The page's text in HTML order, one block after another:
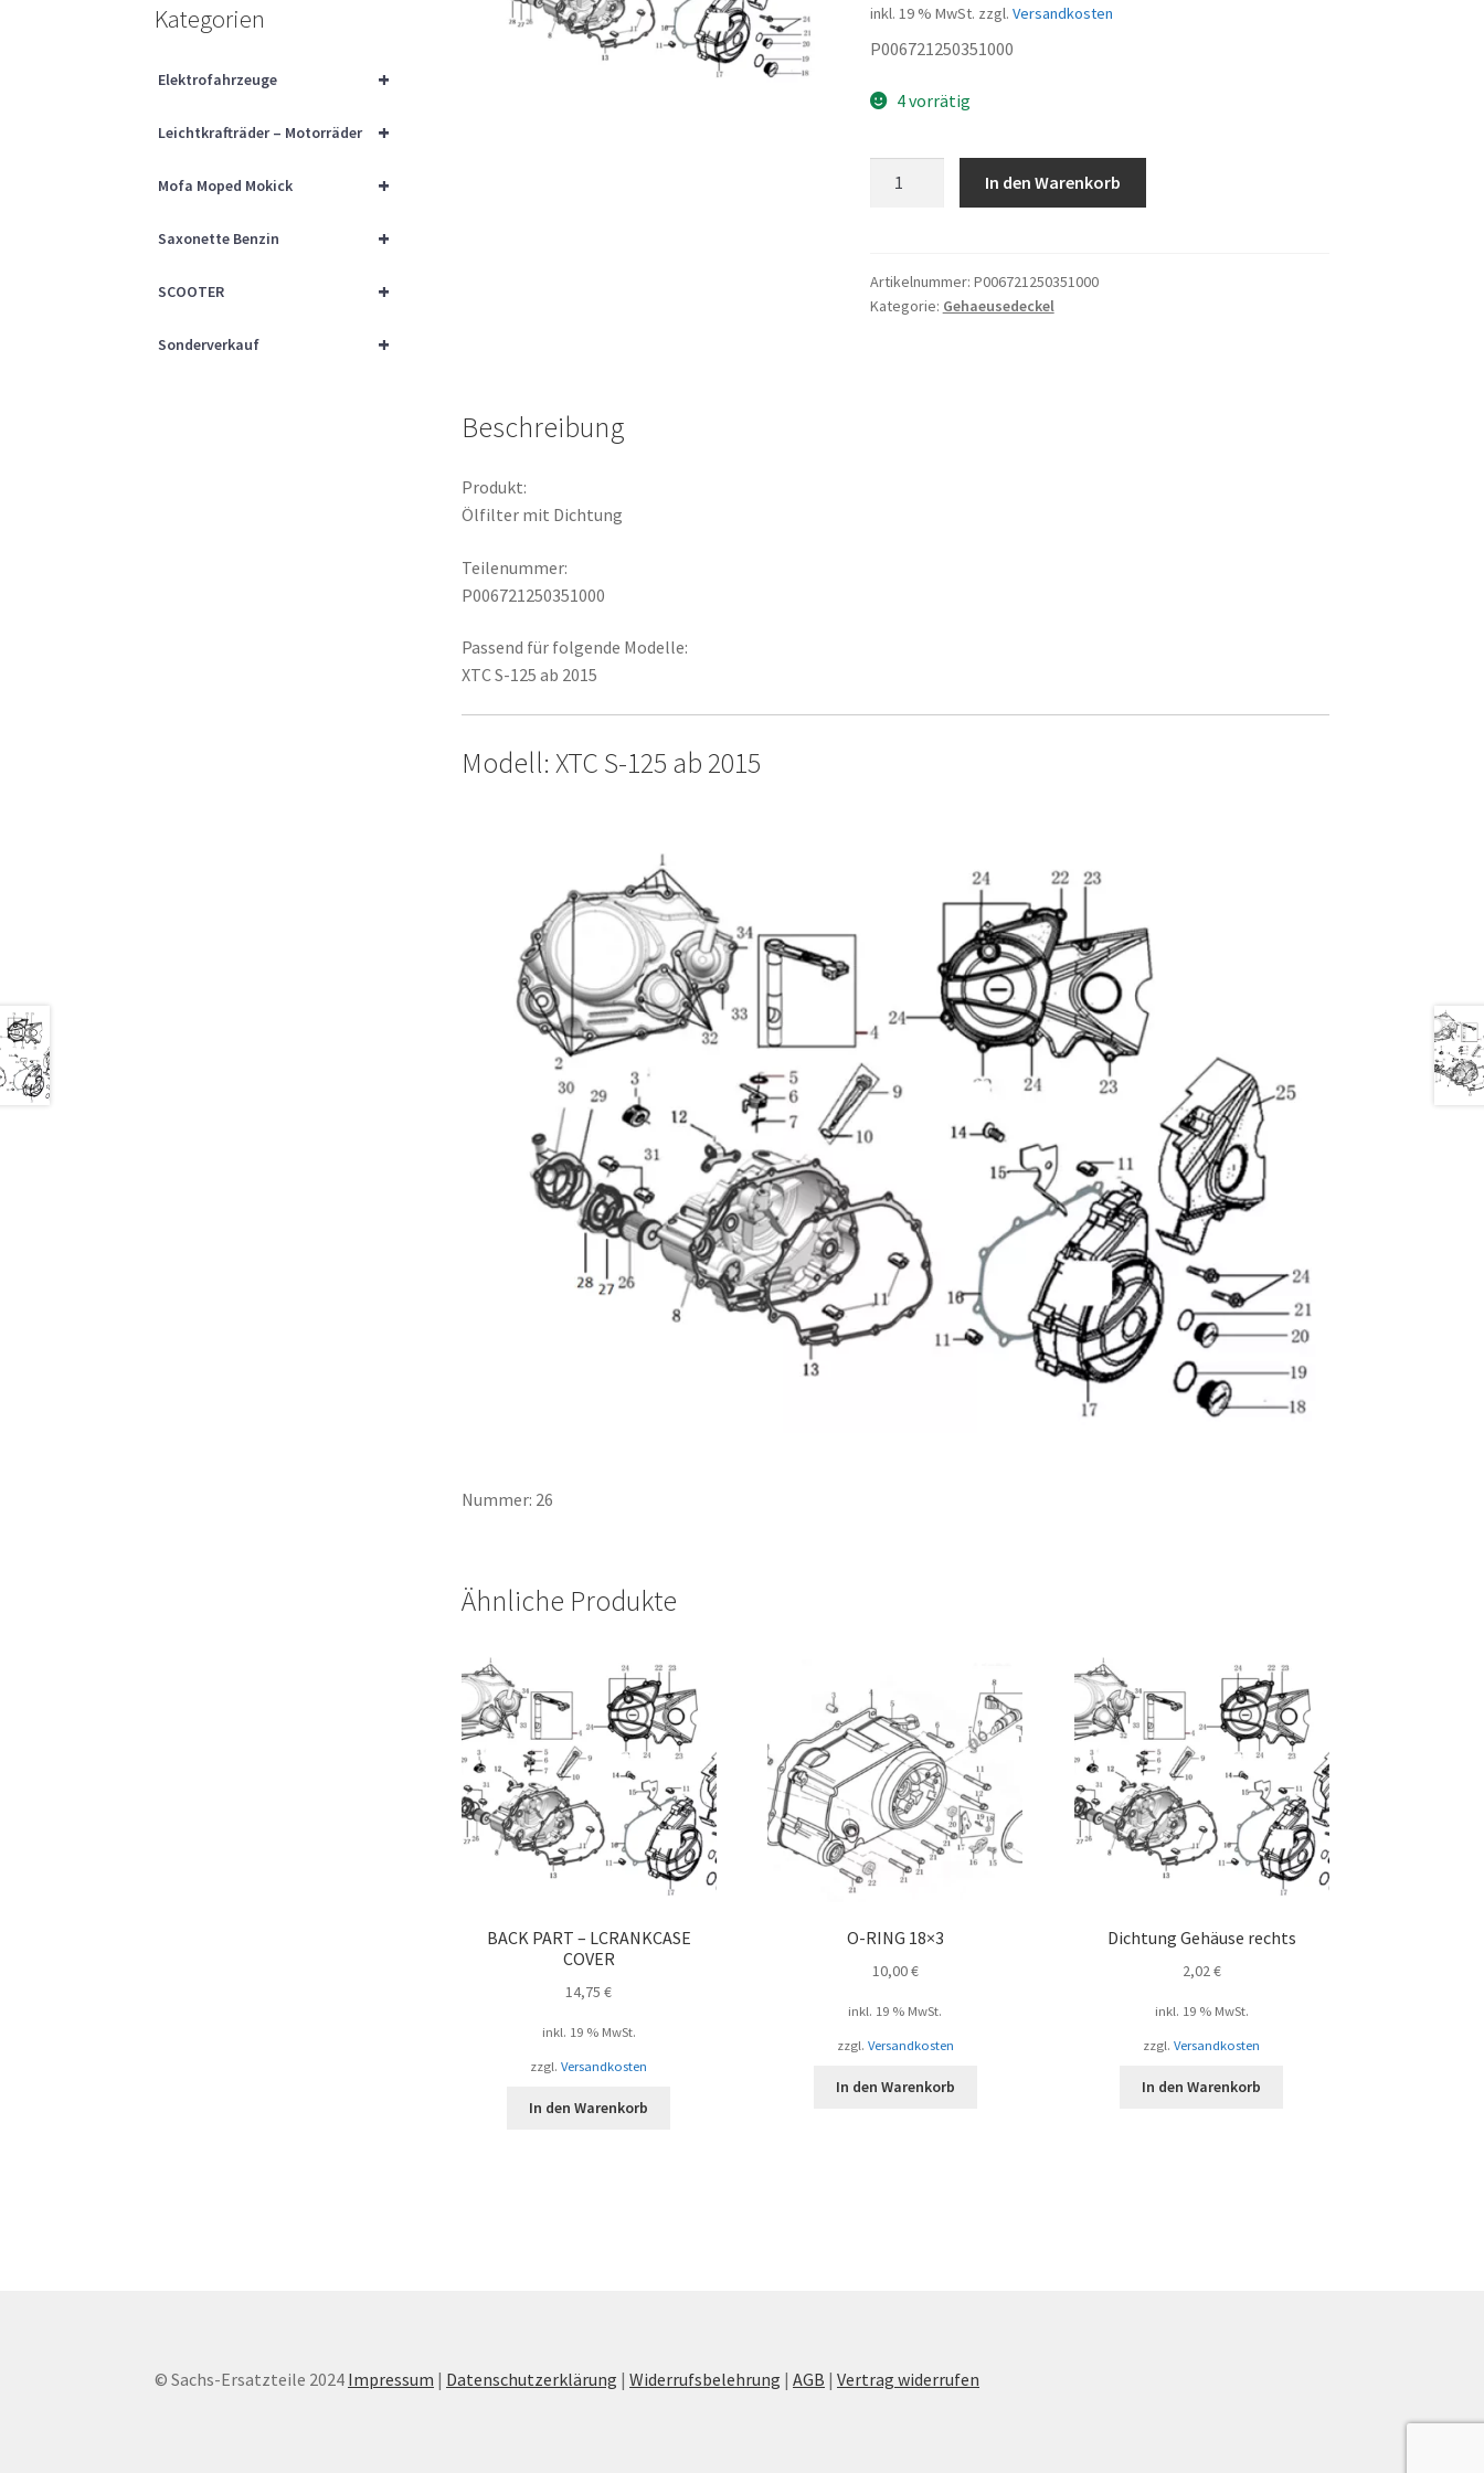
inkl. 19 % MwSt. zzgl. Versandkosten
P006721250351000
4 vorrätig
In den Warenkorb
Artikelnummer: P006721250351000
Kategorie: Gehaeusedeckel
Beschreibung
Produkt:
Ölfilter mit Dichtung
Teilenummer:
P006721250351000
Passend für folgende Modelle:
XTC S-125 ab 2015
Modell: XTC S-125 ab 2015
Nummer: 26
Ähnliche Produkte
BACK PART – LCRANKCASE
COVER
14,75€
inkl. 19 % MwSt.
zzgl.Versandkosten
In den Warenkorb
O-RING 18×3
10,00€
inkl. 19 % MwSt.
zzgl. Versandkosten
In den Warenkorb
Dichtung Gehäuse rechts
2,02€
inkl. 19 % MwSt.
zzgl.Versandkosten
In den Warenkorb
Kategorien
+
Elektrofahrzeuge
+
Leichtkrafträder – Motorräder
+
Mofa Moped Mokick
+
Saxonette Benzin
+
SCOOTER
+
Sonderverkauf
© Sachs-Ersatzteile 2024 Impressum | Datenschutzerklärung |Widerrufsbelehrung |AGB |Vertrag widerrufen